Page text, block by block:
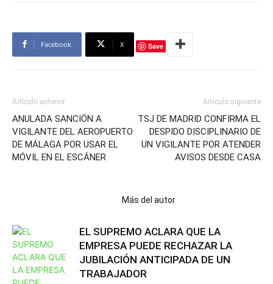
Facebook X Save
Artículo anterior
ANULADA SANCIÓN A
VIGILANTE DEL AEROPUERTO
DE MÁLAGA POR USAR EL
MÓVIL EN EL ESCÁNER
Artículo siguiente
TSJ DE MADRID CONFIRMA EL
DESPIDO DISCIPLINARIO DE
UN VIGILANTE POR ATENDER
AVISOS DESDE CASA
Más del autor
EL SUPREMO ACLARA QUE LA
EMPRESA PUEDE RECHAZAR LA
JUBILACIÓN ANTICIPADA DE UN
TRABAJADOR